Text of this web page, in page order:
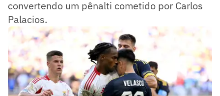
convertendo um pênalti cometido por Carlos
Palacios.